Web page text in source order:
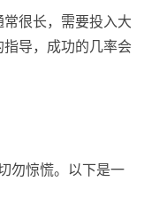
常很长，需要投入大
导，成功的几率会
勿惊慌。以下是一